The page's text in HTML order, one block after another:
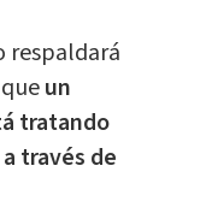
respaldará
un
tratando
través de